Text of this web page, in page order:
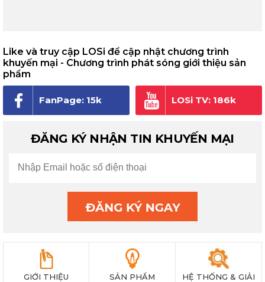
Like và truy cập LOSi để cập nhật chương trình
khuyến mại - Chương trình phát sóng giới thiệu sản
phẩm
FanPage: 15k
người theo dõi
LOSi TV: 186k
ĐĂNG KÝ NHẬN TIN KHUYẾN MẠI
GIỚI THIỆU SẢN PHẨM
HỆ THỐNG & GIẢI